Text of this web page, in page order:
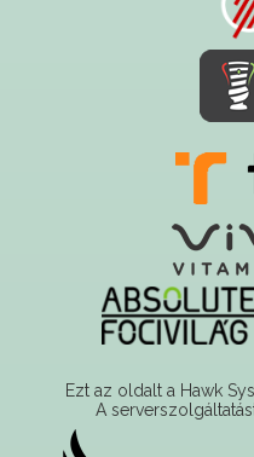
Ezt az oldalt a Hawk